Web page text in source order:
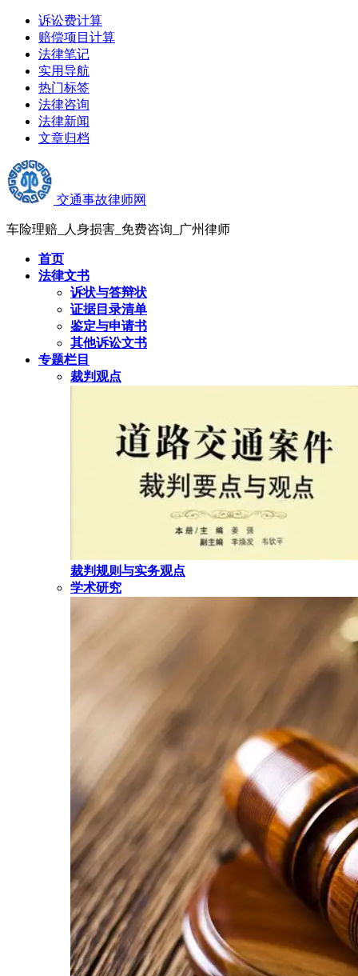
诉讼费计算
赔偿项目计算
法律笔记
实用导航
热门标签
法律咨询
法律新闻
文章归档
交通事故律师网
车险理赔_人身损害_免费咨询_广州律师
首页
法律文书
诉状与答辩状
证据目录清单
鉴定与申请书
其他诉讼文书
专题栏目
裁判观点
裁判规则与实务观点
学术研究